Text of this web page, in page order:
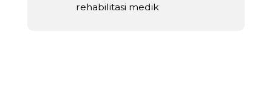
rehabilitasi medik